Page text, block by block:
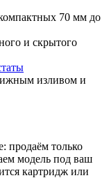
70 мм до
и скрытого
изливом и
продаём только
модель под ваш
картридж или